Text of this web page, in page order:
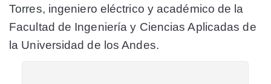
Torres, ingeniero eléctrico y académico de la
Facultad de Ingeniería y Ciencias Aplicadas de
la Universidad de los Andes.